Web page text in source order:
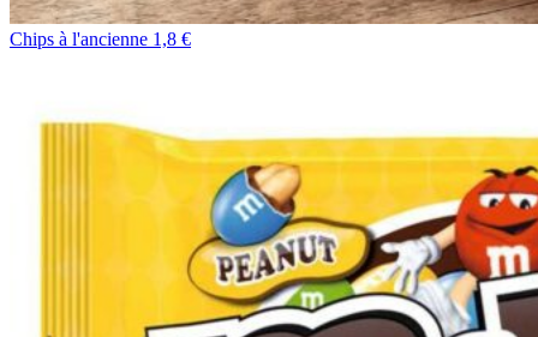
Chips à l'ancienne 1,8 €